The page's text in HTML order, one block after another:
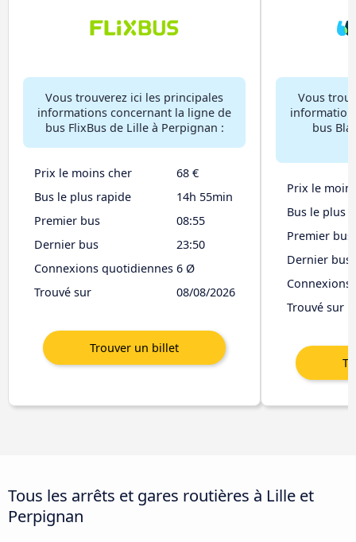
Vous trouverez ici les principales
informations concernant la ligne de
bus FlixBus de Lille à Perpignan :
Prix le moins cher
68 €
Bus le plus rapide
14h 55min
Premier bus
08:55
Dernier bus
23:50
Connexions quotidiennes 6 Ø
Trouvé sur
08/08/2026
Vous
bus
Prix le
Bus le plus
Premier bus
Dernier bus
Trouvé sur
Tous les arrêts et gares routières à Lille et
Perpignan